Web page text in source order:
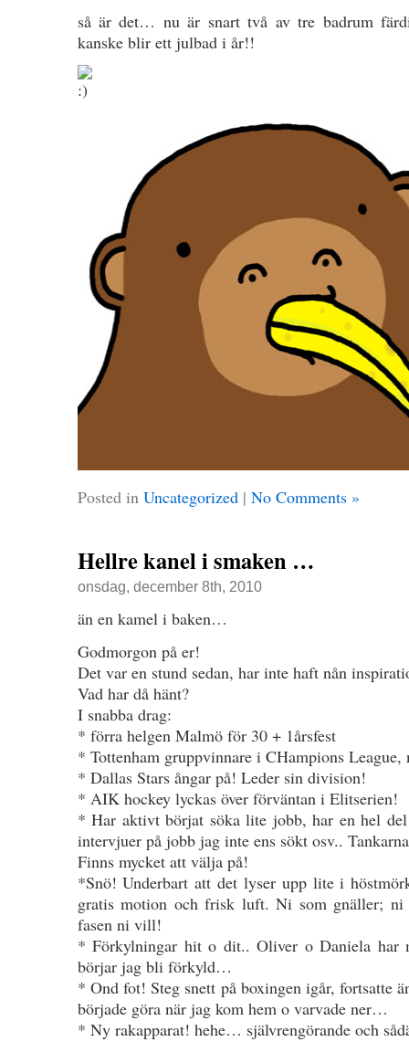
så är det… nu är snart två av tre badrum
kanske blir ett julbad i år!!
Posted in Uncategorized| No Comments »
Hellre kanel i smaken …
onsdag, december 8th, 2010
än en kamel i baken…
Godmorgon på er!
Det var en stund sedan, har inte haft nån
Vad har då hänt?
I snabba drag:
* förra helgen Malmö för 30 + 1årsfest
* Tottenham gruppvinnare i CHampions League,
* Dallas Stars ångar på! Leder sin division!
* AIK hockey lyckas över förväntan i Elitserien!
* Har aktivt börjat söka lite jobb, har en hel
intervjuer på jobb jag inte ens sökt osv..
Finns mycket att välja på!
*Snö! Underbart att det lyser upp lite i
gratis motion och frisk luft. Ni som gnäller;
fasen ni vill!
* Förkylningar hit o dit.. Oliver o Daniela har
börjar jag bli förkyld…
* Ond fot! Steg snett på boxingen igår, fortsatte
började göra när jag kom hem o varvade ner…
* Ny rakapparat! hehe… självrengörande och